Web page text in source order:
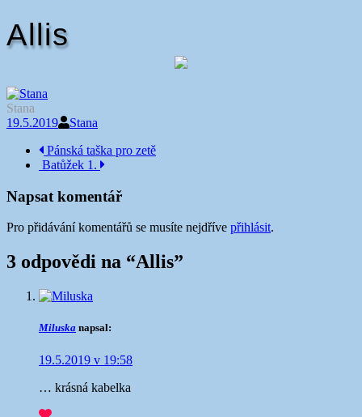
Allis
Stana
19.5.2019
Stana
Navigace
příspěvku
Pánská taška pro zetě
Batůžek 1.
Napsat komentář
Pro přidávání komentářů se musíte nejdříve přihlásit.
3 odpovědi na “Allis”
Miluska napsal:
19.5.2019 v 19:58
… krásná kabelka